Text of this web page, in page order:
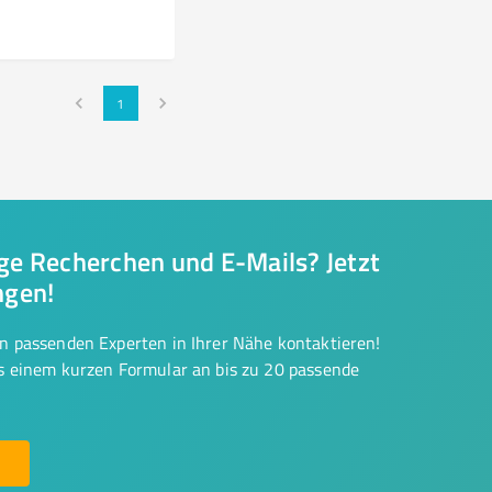
1
Recherchen und E-Mails? Jetzt
passenden Experten in Ihrer Nähe kontaktieren!
kurzen Formular an bis zu 20 passende